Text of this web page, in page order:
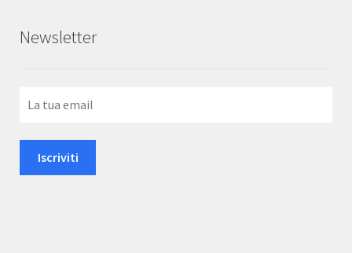
Newsletter